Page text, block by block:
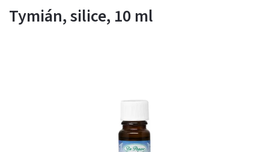
Tymián, silice, 10 ml